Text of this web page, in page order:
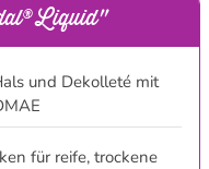
Liquid"
und Dekolleté mit
für reife, trockene